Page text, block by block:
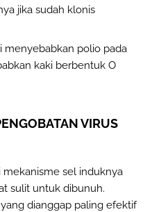
jika sudah klonis
menyebabkan polio pada
kaki berbentuk O
VIRUS
mekanisme sel induknya
sulit untuk dibunuh.
dianggap paling efektif